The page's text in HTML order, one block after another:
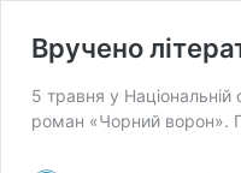
Вручено
5 травня у Національній
роман «Чорний ворон».